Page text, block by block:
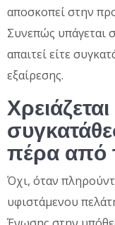
αποσκοπεί στην
Συνεπώς υπάγεται
απαιτεί είτε
εξαίρεσης.
πέρα από
Όχι, όταν
υφιστάμενου